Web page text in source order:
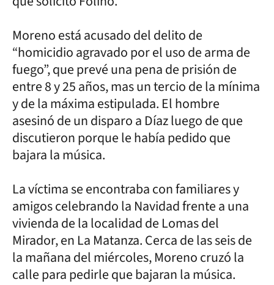
Moreno está acusado del delito de
“homicidio agravado por el uso de arma de
fuego”, que prevé una pena de prisión de
entre 8 y 25 años, mas un tercio de la mínima
y de la máxima estipulada. El hombre
asesinó de un disparo a Díaz luego de que
discutieron porque le había pedido que
bajara la música.
La víctima se encontraba con familiares y
amigos celebrando la Navidad frente a una
vivienda de la localidad de Lomas del
Mirador, en La Matanza. Cerca de las seis de
la mañana del miércoles, Moreno cruzó la
calle para pedirle que bajaran la música.